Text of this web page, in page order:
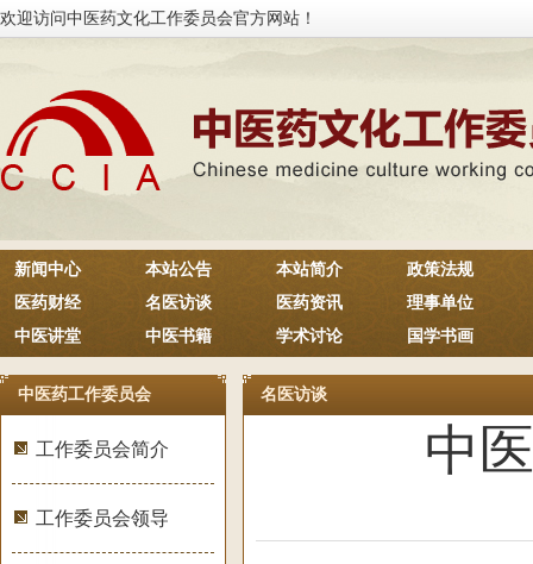
欢迎访问中医药文化工作委员会官方网站！
新闻中心 本站公告 本站简介
政策法规
医药财经
名医访谈 医药资讯
理事单位
中医讲堂
中医书籍 学术讨论 国学书画
中医药工作委员会
工作委员会简介
工作委员会领导
名医访谈
中